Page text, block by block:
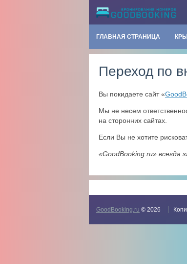
ГЛАВНАЯ СТРАНИЦА
Переход по
Вы покидаете сайт «
Мы не несем
на сторонних сайтах.
Если Вы не хотите
«GoodBooking.ru» всегда
GoodBooking.ru © 2026